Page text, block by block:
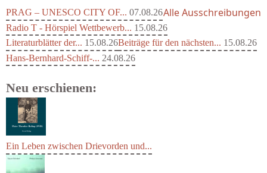
PRAG – UNESCO CITY OF... 07.08.26
Radio T - Hörspiel Wettbewerb... 15.08.26
Literaturblätter der... 15.08.26Beiträge für den nächsten... 15.08.26
Hans-Bernhard-Schiff-... 24.08.26
Alle Ausschreibungen
Neu erschienen:
Ein Leben zwischen Drievorden und...